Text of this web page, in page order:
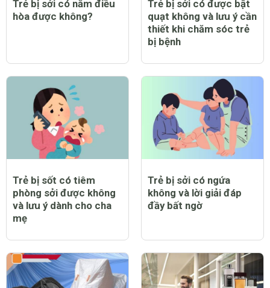
Trẻ bị sởi có nằm điều
hòa được không?
Trẻ bị sởi có được bật
quạt không và lưu ý cần
thiết khi chăm sóc trẻ
bị bệnh
Trẻ bị sốt có tiêm
phòng sởi được không
và lưu ý dành cho cha
mẹ
Trẻ bị sởi có ngứa
không và lời giải đáp
đầy bất ngờ